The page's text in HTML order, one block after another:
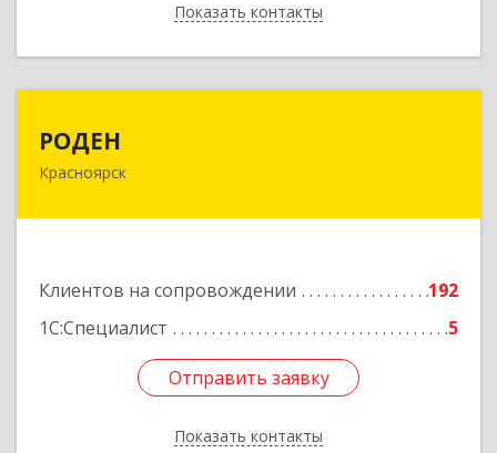
Показать контакты
Назад
РОДЕН
Красноярск
Клиентов на сопровождении
192
1С:Специалист
5
Отправить заявку
Показать контакты
660064, Красноярский край, Красноярск г, им
Отправить заявку
Назад